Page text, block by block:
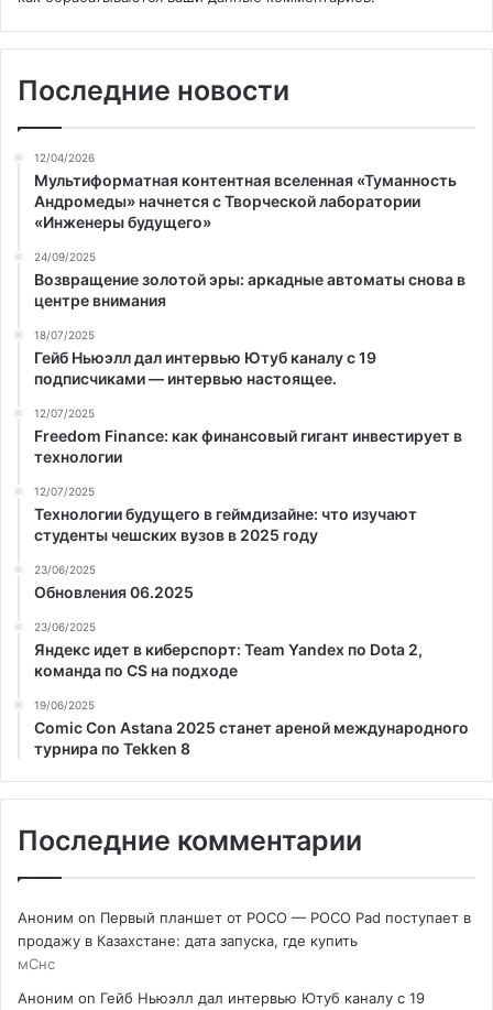
Последние новости
12/04/2026
Мультиформатная контентная вселенная «Туманность
Андромеды» начнется с Творческой лаборатории
«Инженеры будущего»
24/09/2025
Возвращение золотой эры: аркадные автоматы снова в
центре внимания
18/07/2025
Гейб Ньюэлл дал интервью Ютуб каналу с 19
подписчиками — интервью настоящее.
12/07/2025
Freedom Finance: как финансовый гигант инвестирует в
технологии
12/07/2025
Технологии будущего в геймдизайне: что изучают
студенты чешских вузов в 2025 году
23/06/2025
Обновления 06.2025
23/06/2025
Яндекс идет в киберспорт: Team Yandex по Dota 2,
команда по CS на подходе
19/06/2025
Comic Con Astana 2025 станет ареной международного
турнира по Tekken 8
Последние комментарии
Аноним on Первый планшет от POCO — POCO Pad поступает в
продажу в Казахстане: дата запуска, где купить
мСнс
Аноним on Гейб Ньюэлл дал интервью Ютуб каналу с 19